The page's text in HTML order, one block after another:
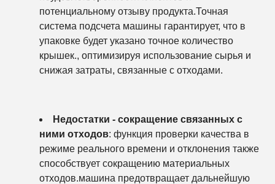
потенциальному отзыву продукта.Точная
система подсчета машины гарантирует, что в
упаковке будет указано точное количество
крышек., оптимизируя использование сырья и
снижая затраты, связанные с отходами.
Недостатки - сокращение связанных с
ними отходов: функция проверки качества в
режиме реального времени и отклонения также
способствует сокращению материальных
отходов.машина предотвращает дальнейшую